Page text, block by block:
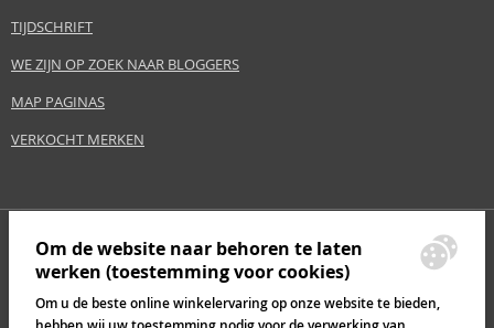
TIJDSCHRIFT
WE ZIJN OP ZOEK NAAR BLOGGERS
MAP PAGINAS
VERKOCHT MERKEN
Om de website naar behoren te laten
werken (toestemming voor cookies)
Om u de beste online winkelervaring op onze website te bieden,